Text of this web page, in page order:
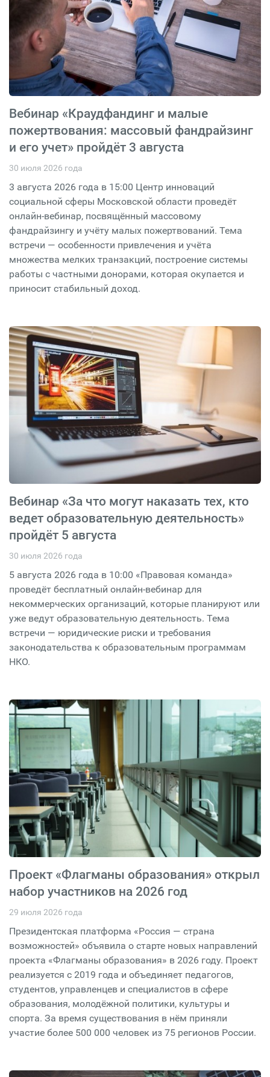
Вебинар «Краудфандинг и малые
пожертвования: массовый фандрайзинг
и его учет» пройдёт 3 августа
30 июля 2026 года
3 августа 2026 года в 15:00 Центр инноваций
социальной сферы Московской области проведёт
онлайн-вебинар, посвящённый массовому
фандрайзингу и учёту малых пожертвований. Тема
встречи — особенности привлечения и учёта
множества мелких транзакций, построение системы
работы с частными донорами, которая окупается и
приносит стабильный доход.
Вебинар «За что могут наказать тех, кто
ведет образовательную деятельность»
пройдёт 5 августа
30 июля 2026 года
5 августа 2026 года в 10:00 «Правовая команда»
проведёт бесплатный онлайн-вебинар для
некоммерческих организаций, которые планируют или
уже ведут образовательную деятельность. Тема
встречи — юридические риски и требования
законодательства к образовательным программам
НКО.
Проект «Флагманы образования» открыл
набор участников на 2026 год
29 июля 2026 года
Президентская платформа «Россия — страна
возможностей» объявила о старте новых направлений
проекта «Флагманы образования» в 2026 году. Проект
реализуется с 2019 года и объединяет педагогов,
студентов, управленцев и специалистов в сфере
образования, молодёжной политики, культуры и
спорта. За время существования в нём приняли
участие более 500 000 человек из 75 регионов России.